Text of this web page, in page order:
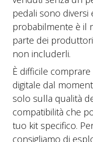
pedali sono
probabilmente è il
parte dei
non includerli.
È difficile
digitale dal
solo sulla qualità
compatibilità che
tuo kit specifico.
consigliamo di